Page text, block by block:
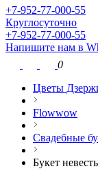
+7-952-77-000-55
Круглосуточно
+7-952-77-000-55
Напишите нам в
0
Цветы
Flowwow
Свадебные
Букет